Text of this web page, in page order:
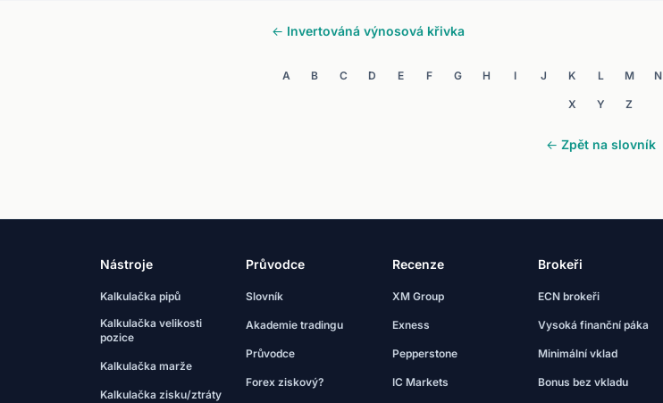
← Invertováná výnosová křivka
A B C D E F G H I J K L M N
X Y Z
← Zpět na slovník
Nástroje
Kalkulačka pipů
Kalkulačka velikosti
pozice
Kalkulačka marže
Kalkulačka zisku/ztráty
Průvodce
Slovník
Akademie tradingu
Průvodce
Forex ziskový?
Recenze
XM Group
Exness
Pepperstone
IC Markets
Brokeři
ECN brokeři
Vysoká finanční páka
Minimální vklad
Bonus bez vkladu